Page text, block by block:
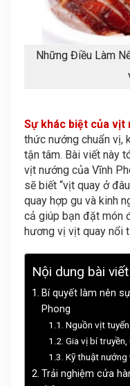
Những Điều Làm
Sự khác biệt của vịt
thức nướng chuẩn vị,
tận tâm. Bài viết này
vịt nướng của Vĩnh
sẽ biết “vịt quay ở
quay hợp gu và kinh
cả giúp bạn đặt món
hương vị vịt quay nổi
Nội dung bài viết
Bí quyết làm nên
Phong
Nguồn vịt
Gia vị bí
Kỹ thuật
Trải nghiệm cửa